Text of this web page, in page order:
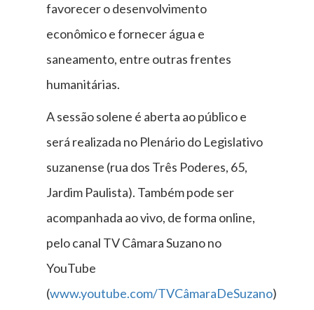
favorecer o desenvolvimento
econômico e fornecer água e
saneamento, entre outras frentes
humanitárias.
A sessão solene é aberta ao público e
será realizada no Plenário do Legislativo
suzanense (rua dos Três Poderes, 65,
Jardim Paulista). Também pode ser
acompanhada ao vivo, de forma online,
pelo canal TV Câmara Suzano no
YouTube
(www.youtube.com/TVCâmaraDeSuzano)